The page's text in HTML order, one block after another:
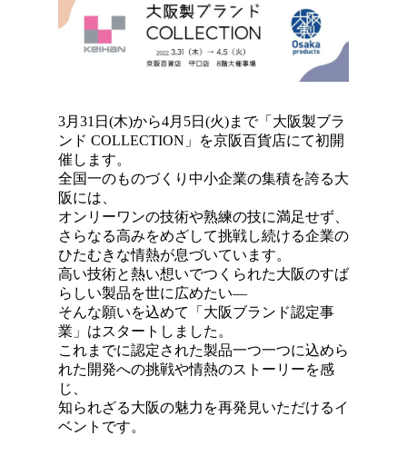
3月31日(木)から4月5日(火)まで「大阪製ブラ
ンド COLLECTION」を京阪百貨店にて初開
催します。
全国一のものづくり中小企業の集積を誇る大
阪には、
オンリーワンの技術や熟練の技に満足せず、
さらなる高みをめざして挑戦し続ける企業の
ひたむきな情熱が息づいています。
高い技術と熱い想いでつくられた大阪のすば
らしい製品を世に広めたい—
そんな願いを込めて「大阪ブランド認定事
業」 はスタートしました。
これまでに認定された製品一つ一つに込めら
れた開発への挑戦や情熱のストーリーを感
じ、
知られざる大阪の魅力を再発見いただけるイ
ベントです。